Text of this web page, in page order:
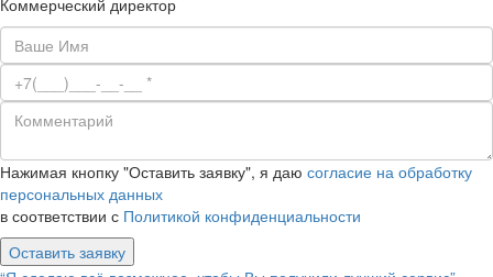
Коммерческий директор
Нажимая кнопку "Оставить заявку", я даю согласие на обработку
персональных данных
в соответствии с Политикой конфиденциальности
Оставить заявку